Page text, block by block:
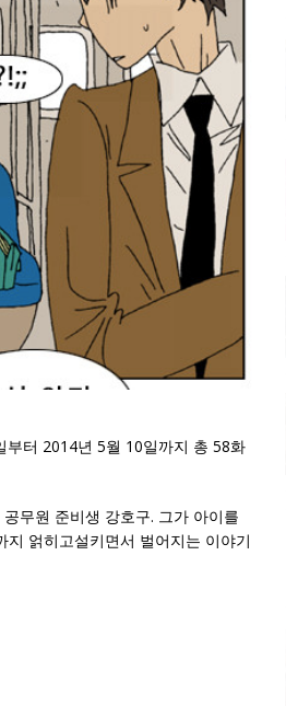
터 2014년 5월 10일까지 총 58화
무원 준비생 강호구. 그가 아이를
얽히고설키면서 벌어지는 이야기